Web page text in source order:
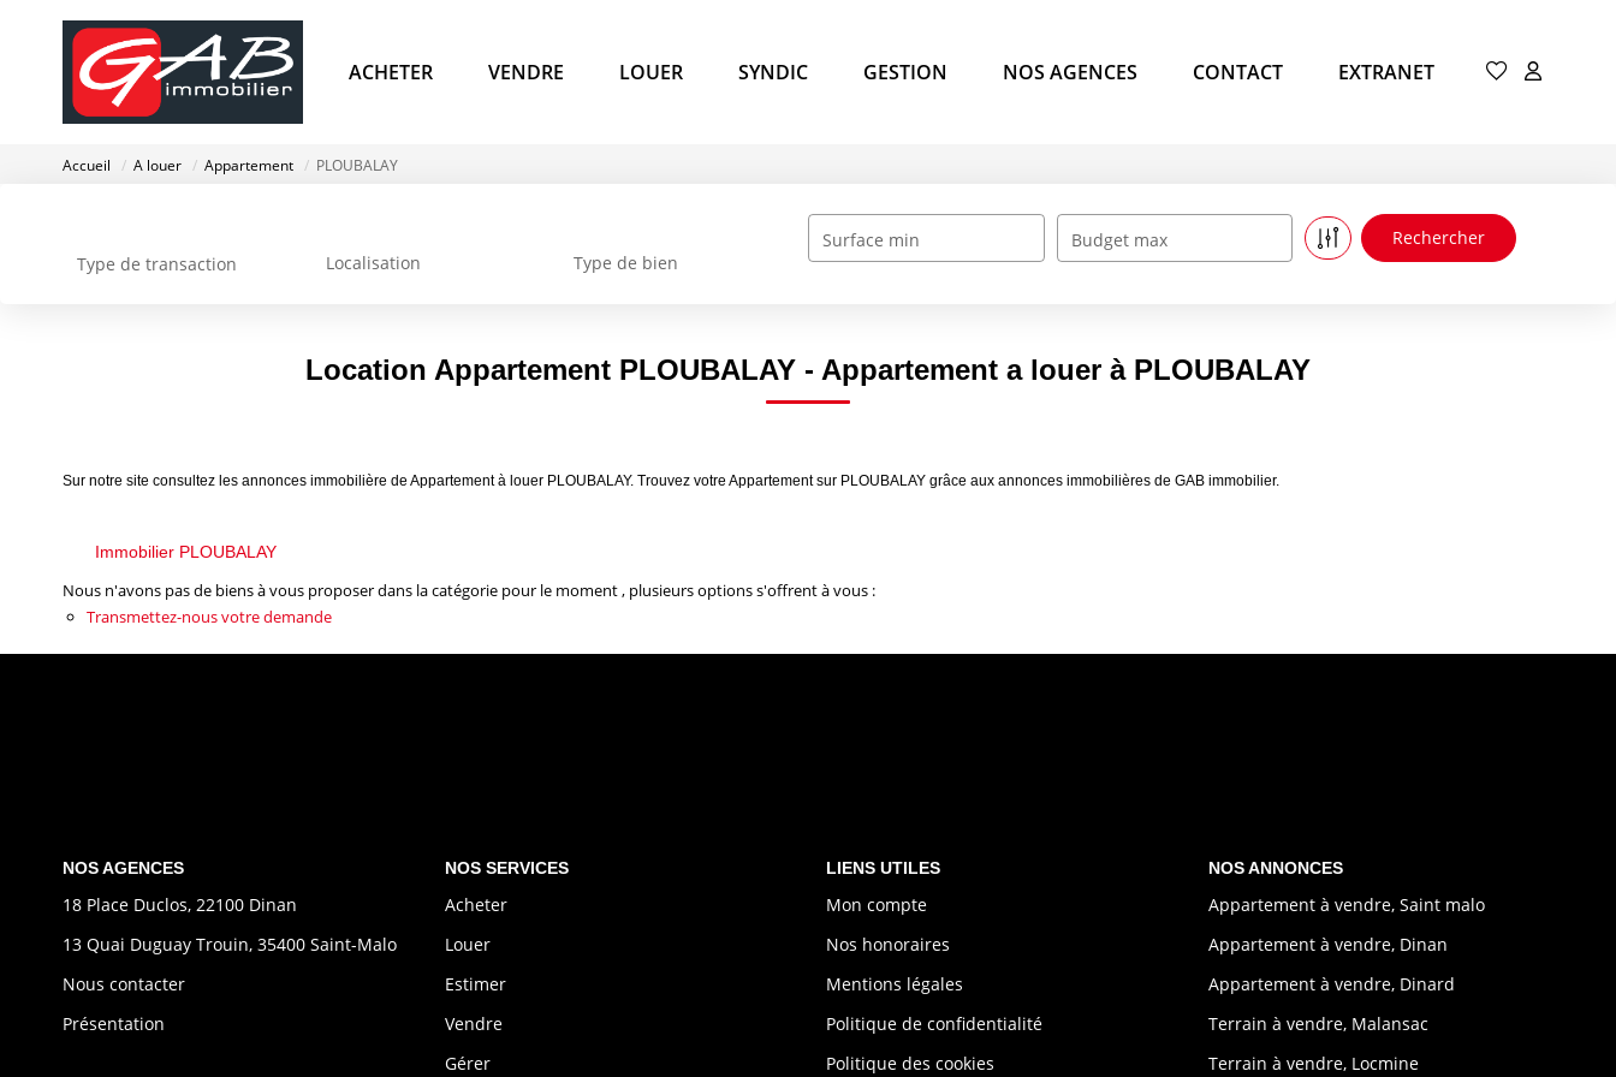
ACHETER VENDRE LOUER SYNDIC GESTION NOS AGENCES CONTACT EXTRANET
Accueil A louer Appartement PLOUBALAY
Type de transaction Localisation Type de bien
Surface min Budget max
Location Appartement PLOUBALAY - Appartement a louer à PLOUBALAY
Sur notre site consultez les annonces immobilière de Appartement à louer PLOUBALAY. Trouvez votre Appartement sur PLOUBALAY grâce aux annonces immobilières de GAB immobilier.
Immobilier PLOUBALAY
Nous n'avons pas de biens à vous proposer dans la catégorie pour le moment , plusieurs options s'offrent à vous :
Transmettez-nous votre demande
NOS AGENCES
18 Place Duclos, 22100 Dinan
13 Quai Duguay Trouin, 35400 Saint-Malo
Nous contacter
Présentation
NOS SERVICES
Acheter
Louer
Estimer
Vendre
Gérer
LIENS UTILES
Mon compte
Nos honoraires
Mentions légales
Politique de confidentialité
Politique des cookies
NOS ANNONCES
Appartement à vendre, Saint malo
Appartement à vendre, Dinan
Appartement à vendre, Dinard
Terrain à vendre, Malansac
Terrain à vendre, Locmine